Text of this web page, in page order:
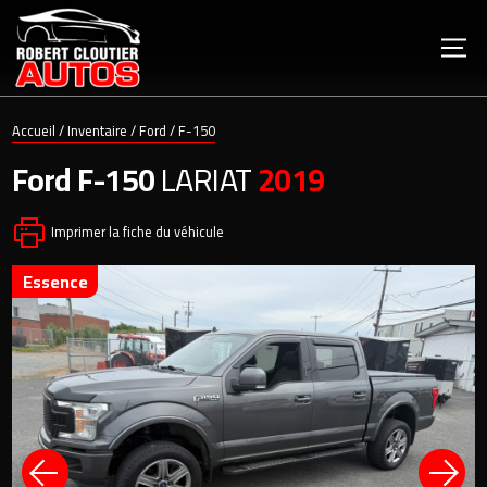
Accueil/Inventaire/Ford/F-150
FordF-150LARIAT2019
Imprimer la fiche du véhicule
essence